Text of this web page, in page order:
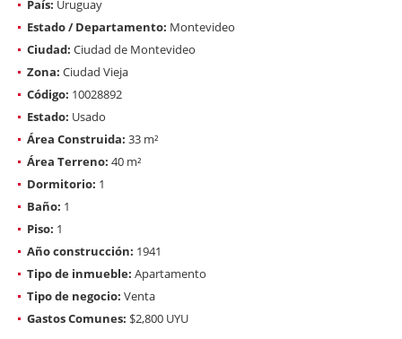
País: Uruguay
Estado / Departamento: Montevideo
Ciudad: Ciudad de Montevideo
Zona: Ciudad Vieja
Código: 10028892
Estado: Usado
Área Construida: 33 m²
Área Terreno: 40 m²
Dormitorio: 1
Baño: 1
Piso: 1
Año construcción: 1941
Tipo de inmueble: Apartamento
Tipo de negocio: Venta
Gastos Comunes: $2,800 UYU